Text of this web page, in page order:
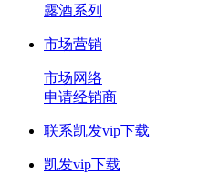
露酒系列
市场营销
市场网络
申请经销商
联系凯发vip下载
凯发vip下载